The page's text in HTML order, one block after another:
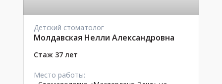
Детский стоматолог
Молдавская Нелли Александровна
Стаж 37 лет
Место работы: